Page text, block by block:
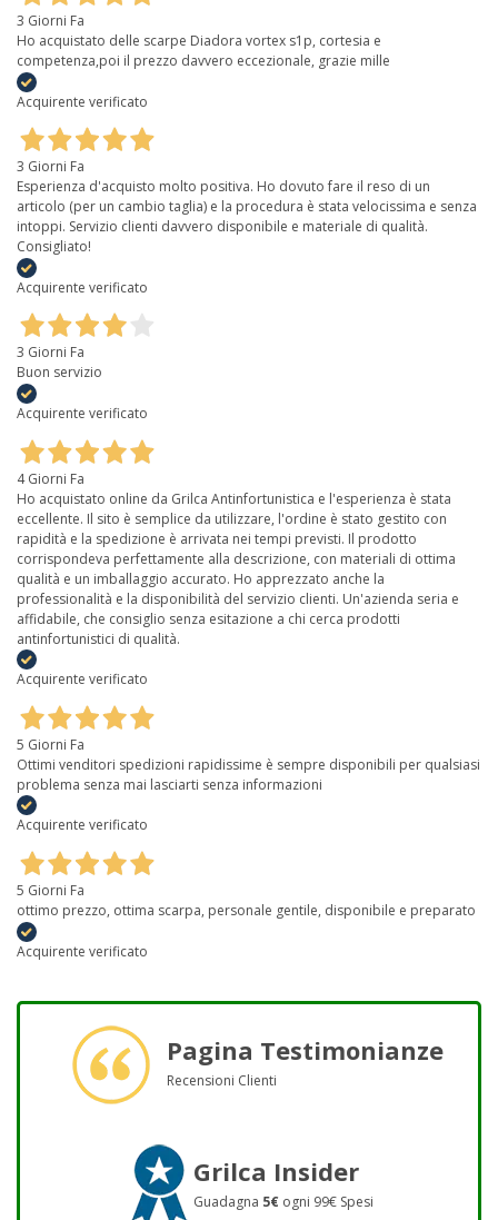
3 Giorni Fa
Ho acquistato delle scarpe Diadora vortex s1p, cortesia e
competenza,poi il prezzo davvero eccezionale, grazie mille
Acquirente verificato
3 Giorni Fa
Esperienza d'acquisto molto positiva. Ho dovuto fare il reso di un
articolo (per un cambio taglia) e la procedura è stata velocissima e senza
intoppi. Servizio clienti davvero disponibile e materiale di qualità.
Consigliato!
Acquirente verificato
3 Giorni Fa
Buon servizio
Acquirente verificato
4 Giorni Fa
Ho acquistato online da Grilca Antinfortunistica e l'esperienza è stata
eccellente. Il sito è semplice da utilizzare, l'ordine è stato gestito con
rapidità e la spedizione è arrivata nei tempi previsti. Il prodotto
corrispondeva perfettamente alla descrizione, con materiali di ottima
qualità e un imballaggio accurato. Ho apprezzato anche la
professionalità e la disponibilità del servizio clienti. Un'azienda seria e
affidabile, che consiglio senza esitazione a chi cerca prodotti
antinfortunistici di qualità.
Acquirente verificato
5 Giorni Fa
Ottimi venditori spedizioni rapidissime è sempre disponibili per qualsiasi
problema senza mai lasciarti senza informazioni
Acquirente verificato
5 Giorni Fa
ottimo prezzo, ottima scarpa, personale gentile, disponibile e preparato
Acquirente verificato
Pagina Testimonianze
Recensioni Clienti
Grilca Insider
Guadagna 5€ ogni 99€ Spesi